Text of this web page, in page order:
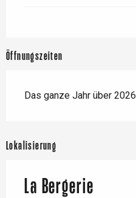
Öffnungszeiten
Das ganze Jahr über 2026
Lokalisierung
La Bergerie